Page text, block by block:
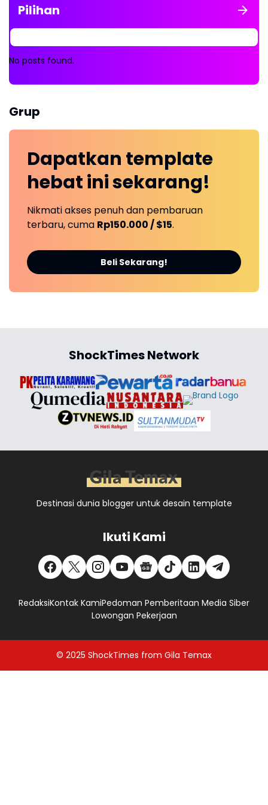
Pilihan
No posts found.
Grup
Dapatkan template
hebat inisekarang!
Nikmati akses penuh dan pembaruan
terbaru, cuma Rp150.000 / $15.
Beli Sekarang!
ShockTimes Network
Destinasi dunia blogger untuk desain template
Ikuti Kami
RedaksiKontak KamiPedoman Pemberitaan Media Siber
Lowongan Pekerjaan
© 2025 ShockTimes from Gila Temax